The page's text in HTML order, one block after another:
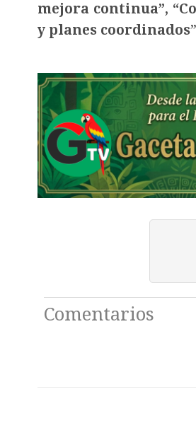
mejora continua”,
y planes coordinados
Comentarios